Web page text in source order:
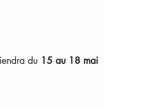
du 15 au 18 mai